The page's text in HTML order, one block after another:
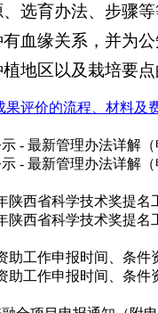
选育办法、步骤
血缘关系，并为
地区以及栽培要
评价的流程、材料及
- 最新管理办法详解
- 最新管理办法详解
陕西省科学技术奖提
陕西省科学技术奖提
助工作申报时间、条件
助工作申报时间、条件